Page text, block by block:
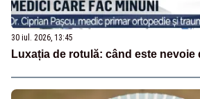
30 iul. 2026, 13:45
Luxația de rotulă: când este nevoie